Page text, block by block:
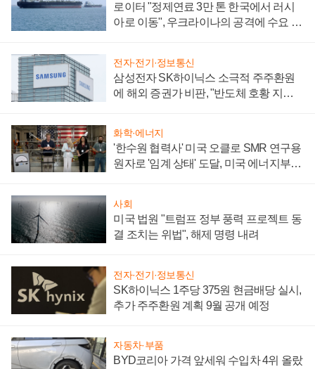
로이터 "정제연료 3만 톤 한국에서 러시
아로 이동", 우크라이나의 공격에 수요 늘
전자·전기·정보통신
삼성전자 SK하이닉스 소극적 주주환원
에 해외 증권가 비판, "반도체 호황 지속
화학·에너지
'한수원 협력사' 미국 오클로 SMR 연구용
원자로 '임계 상태' 도달, 미국 에너지부
사회
미국 법원 "트럼프 정부 풍력 프로젝트 동
결 조치는 위법", 해제 명령 내려
전자·전기·정보통신
SK하이닉스 1주당 375원 현금배당 실시,
추가 주주환원 계획 9월 공개 예정
자동차·부품
BYD코리아 가격 앞세워 수입차 4위 올랐